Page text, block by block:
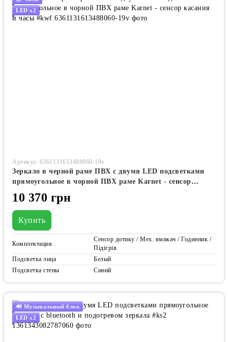
LED x2
Артикул: 6361131613488060-19v
Зеркало в черной раме ПВХ с двумя LED подсветками
прямоугольное в чорной ПВХ раме Karnet - сенсор
касания и часы #kwf
10 370 грн
Купить
Комплектация
Сенсор дотику / Мех. вмикач / Годинник /
Підігрів
Подсветка лица
Белый
Подсветка стены
Синий
🔊 Музыкальный блок
LED x2